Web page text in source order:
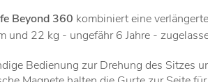
Beyond 360 kombiniert eine
und 22 kg - ungefähr 6 Jahre -
Bedienung zur Drehung des Sitzes